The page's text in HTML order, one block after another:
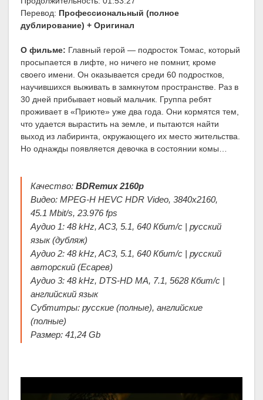
Перевод: Профессиональный (полное
дублирование) + Оригинал
О фильме: Главный герой — подросток Томас, который
просыпается в лифте, но ничего не помнит, кроме
своего имени. Он оказывается среди 60 подростков,
научившихся выживать в замкнутом пространстве. Раз в
30 дней прибывает новый мальчик. Группа ребят
проживает в «Приюте» уже два года. Они кормятся тем,
что удается вырастить на земле, и пытаются найти
выход из лабиринта, окружающего их место жительства.
Но однажды появляется девочка в состоянии комы…
Качество:BDRemux 2160p
Видео: MPEG-H HEVC HDR Video, 3840x2160,
45.1 Mbit/s, 23.976 fps
Аудио 1: 48 kHz, AC3, 5.1, 640 Кбит/с | русский
язык (дубляж)
Аудио 2: 48 kHz, AC3, 5.1, 640 Кбит/с | русский
авторский (Есарев)
Аудио 3: 48 kHz, DTS-HD MA, 7.1, 5628 Кбит/с |
английский язык
Субтитры: русские (полные), английские
(полные)
Размер: 41,24 Gb